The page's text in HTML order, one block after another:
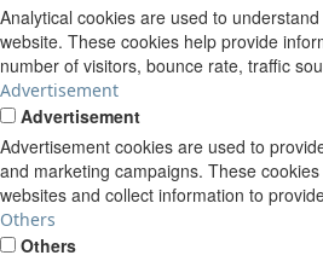
Analytical cookies are used to
website. These cookies help provide
number of visitors, bounce rate, traffic
Advertisement
Advertisement
Advertisement cookies are used to
and marketing campaigns. These
websites and collect information to
Others
Others